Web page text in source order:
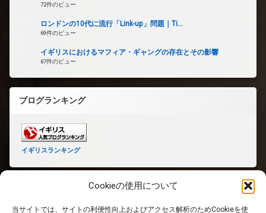
Cookieの使用について
当サイトでは、サイトの利便性向上およびアクセス解析のためCookieを使
72件のビュー
ロンドンの10代に流行「Link-up」問題｜Ti...
69件のビュー
イギリスにおけるマフィア・ギャングの存在とその影響
67件のビュー
ブログランキング
イギリスランキング